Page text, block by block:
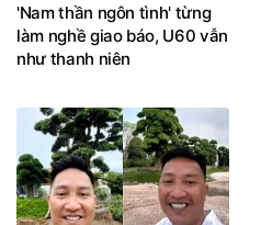
'Nam thần ngôn tình' từng
làm nghề giao báo, U60 vẫn
như thanh niên